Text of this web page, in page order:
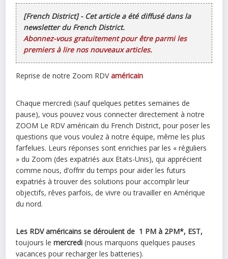
[French District] - Cet article a été diffusé dans la
newsletter du French District.
Abonnez-vous gratuitement pour être parmi les
premiers à lire nos nouveaux articles.
Reprise de notre Zoom RDVaméricain
Chaque mercredi (sauf quelques petites semaines de
pause), vous pouvez vous connecter directement à notre
ZOOM Le RDV américain du French District, pour poser les
questions que vous voulez à notre équipe, même les plus
farfelues. Leurs réponses sont enrichies par les « réguliers
» du Zoom (des expatriés aux Etats-Unis), qui apprécient
comme nous, d’offrir du temps pour aider les futurs
expatriés à trouver des solutions pour accomplir leur
objectifs, rêves parfois, de vivre ou travailler en Amérique
du nord.
Les RDV américains se déroulent de 1 PM à 2PM*, EST,
toujours lemercredi (nous marquons quelques pauses
vacances pour recharger les batteries).